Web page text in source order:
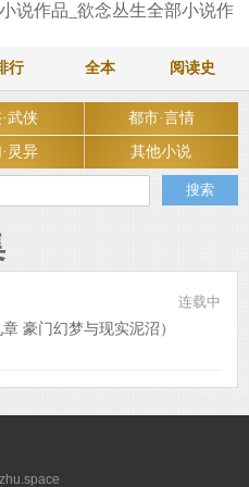
说作品_欲念丛生全部小说作
行 全本 阅读史
武侠 都市·言情
灵异 其他小说
连载中
豪门幻梦与现实泥沼）